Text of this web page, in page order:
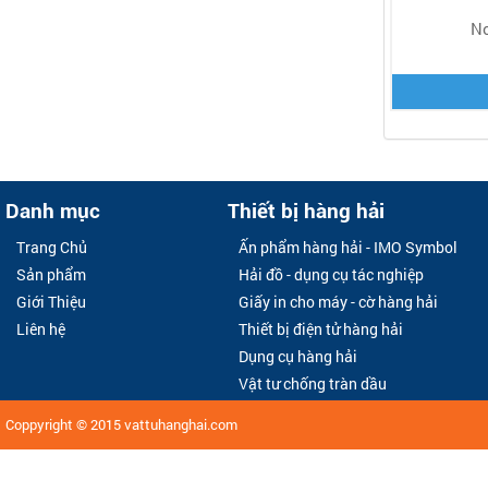
Danh mục
Trang Chủ
Sản phẩm
Giới Thiệu
Liên hệ
Thiết bị hàng hải
Ấn phẩm hàng hải - IMO Symbol
Hải đồ - dụng cụ tác nghiệp
Giấy in cho máy - cờ hàng hải
Thiết bị điện tử hàng hải
Dụng cụ hàng hải
Vật tư chống tràn dầu
Coppyright © 2015vattuhanghai.com